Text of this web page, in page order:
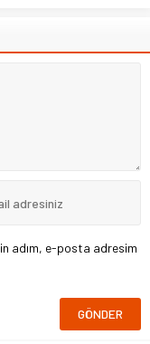
adım, e-posta adresim